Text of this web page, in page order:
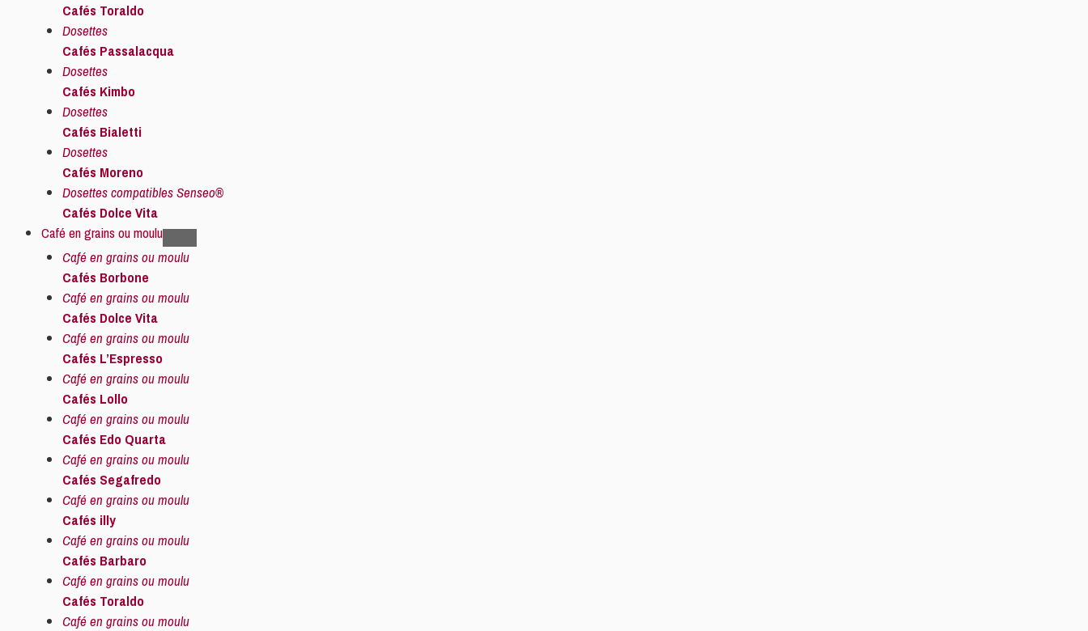
Cafés Toraldo
Dosettes
Cafés Passalacqua
Dosettes
Cafés Kimbo
Dosettes
Cafés Bialetti
Dosettes
Cafés Moreno
Dosettes compatibles Senseo®
Cafés Dolce Vita
Café en grains ou moulu
Café en grains ou moulu
Cafés Borbone
Café en grains ou moulu
Cafés Dolce Vita
Café en grains ou moulu
Cafés L’Espresso
Café en grains ou moulu
Cafés Lollo
Café en grains ou moulu
Cafés Edo Quarta
Café en grains ou moulu
Cafés Segafredo
Café en grains ou moulu
Cafés illy
Café en grains ou moulu
Cafés Barbaro
Café en grains ou moulu
Cafés Toraldo
Café en grains ou moulu